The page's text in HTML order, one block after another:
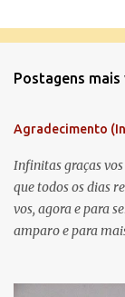
e
t
á
r
i
o
Postagens
Agradecimento
Infinitas graças
que todos os dias
vos, agora e para
amparo e para